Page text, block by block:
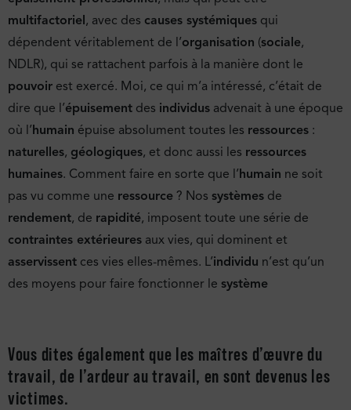
multifactoriel, avec des causes systémiques qui
dépendent véritablement de l’organisation (sociale,
NDLR), qui se rattachent parfois à la manière dont le
pouvoir est exercé. Moi, ce qui m’a intéressé, c’était de
dire que l’épuisement des individus advenait à une époque
où l’humain épuise absolument toutes les ressources :
naturelles, géologiques, et donc aussi les ressources
humaines. Comment faire en sorte que l’humain ne soit
pas vu comme une ressource ? Nos systèmes de
rendement, de rapidité, imposent toute une série de
contraintes extérieures aux vies, qui dominent et
asservissent ces vies elles-mêmes. L’individu n’est qu’un
des moyens pour faire fonctionner le système
Vous dites également que les maîtres d’œuvre du
travail, de l’ardeur au travail, en sont devenus les
victimes.